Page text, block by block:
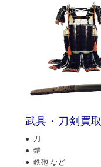
武具・刀剣買取
刀
鎧
鉄砲 など